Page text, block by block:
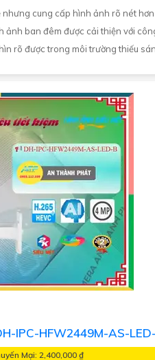
cung cấp hình ảnh rõ nét
ảnh ban đêm được cải thiện với
rõ được trong môi trường thiếu
IPC-HFW2449M-AS-
Mại: 2,400,000 ₫